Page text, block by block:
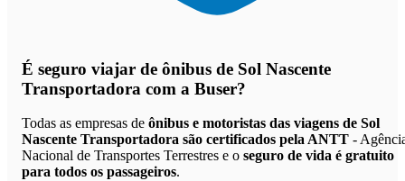
É seguro viajar de ônibus de Sol Nascente
Transportadora com a Buser?
Todas as empresas de ônibus e motoristas das viagens de Sol
Nascente Transportadora são certificados pela ANTT -
Nacional de Transportes Terrestres e o seguro de vida é gratuito
para todos os passageiros.